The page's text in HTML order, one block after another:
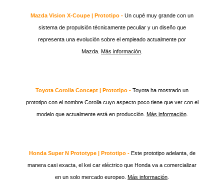
Mazda Vision X-Coupe | Prototipo - Un cupé muy grande con un
sistema de propulsión técnicamente peculiar y un diseño que
representa una evolución sobre el empleado actualmente por
Mazda. Más información
Toyota Corolla Concept | Prototipo - Toyota ha mostrado un
prototipo con el nombre Corolla cuyo aspecto poco tiene que ver con el
modelo que actualmente está en producción. Más información.
Honda Super N Prototype | Prototipo - Este prototipo adelanta, de
manera casi exacta, el kei car eléctrico que Honda va a comercializar
en un solo mercado europeo. Más información